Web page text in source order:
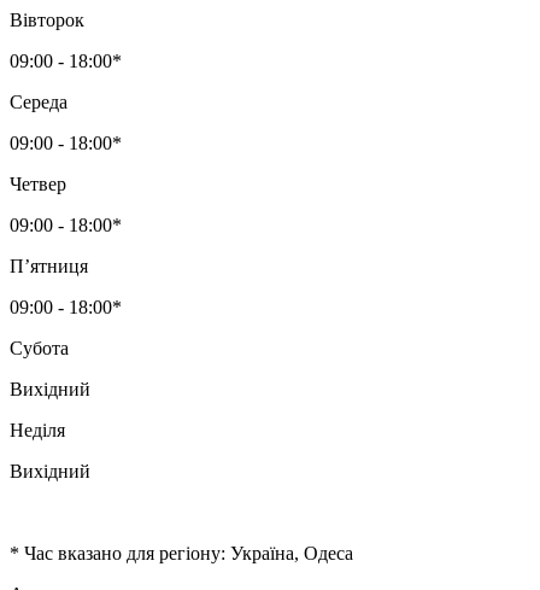
Вівторок
09:00 - 18:00*
Середа
09:00 - 18:00*
Четвер
09:00 - 18:00*
Пʼятниця
09:00 - 18:00*
Субота
Вихідний
Неділя
Вихідний
* Час вказано для регіону: Україна, Одеса